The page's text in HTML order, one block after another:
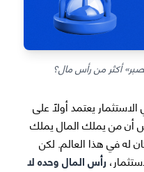
أكثر من رأس مال؟
يعتمد أولًا على
أن من يملك المال يملك
له في هذا العالم. لكن
رأس المال وحده لا